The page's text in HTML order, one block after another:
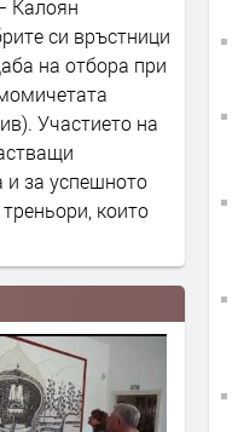
Калоян
си връстници
на отбора при
Участието на
и за успешното
които